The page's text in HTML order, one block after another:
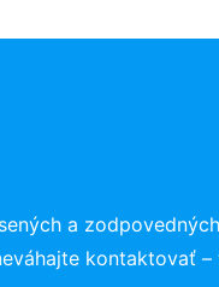
a
kontaktovať –